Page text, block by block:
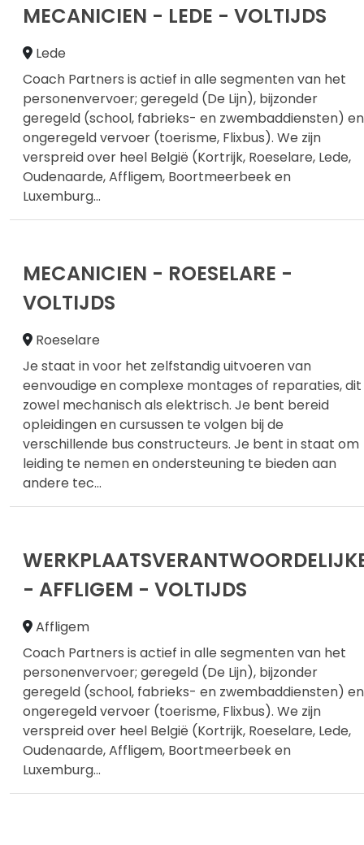
MECANICIEN - LEDE - VOLTIJDS
Lede
Coach Partners is actief in alle segmenten van het
personenvervoer; geregeld (De Lijn), bijzonder
geregeld (school, fabrieks- en zwembaddiensten) en
ongeregeld vervoer (toerisme, Flixbus). We zijn
verspreid over heel België (Kortrijk, Roeselare, Lede,
Oudenaarde, Affligem, Boortmeerbeek en
Luxemburg...
MECANICIEN - ROESELARE -
VOLTIJDS
Roeselare
Je staat in voor het zelfstandig uitvoeren van
eenvoudige en complexe montages of reparaties, dit
zowel mechanisch als elektrisch. Je bent bereid
opleidingen en cursussen te volgen bij de
verschillende bus constructeurs. Je bent in staat om
leiding te nemen en ondersteuning te bieden aan
andere tec...
- AFFLIGEM - VOLTIJDS
Affligem
Coach Partners is actief in alle segmenten van het
personenvervoer; geregeld (De Lijn), bijzonder
geregeld (school, fabrieks- en zwembaddiensten) en
ongeregeld vervoer (toerisme, Flixbus). We zijn
verspreid over heel België (Kortrijk, Roeselare, Lede,
Oudenaarde, Affligem, Boortmeerbeek en
Luxemburg...